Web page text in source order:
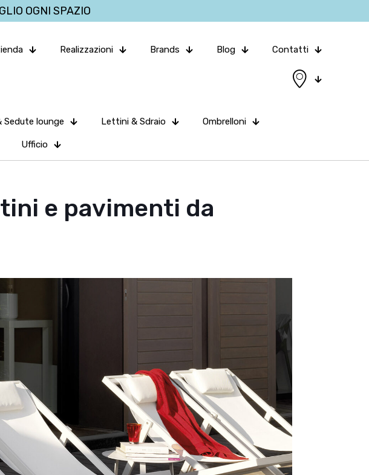
OGNI SPAZIO
Realizzazioni Brands Blog Contatti
Sedute lounge Lettini & Sdraio Ombrelloni
Ufficio
e pavimenti da